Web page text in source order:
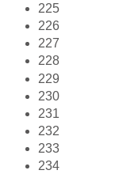
225
226
227
228
229
230
231
232
233
234